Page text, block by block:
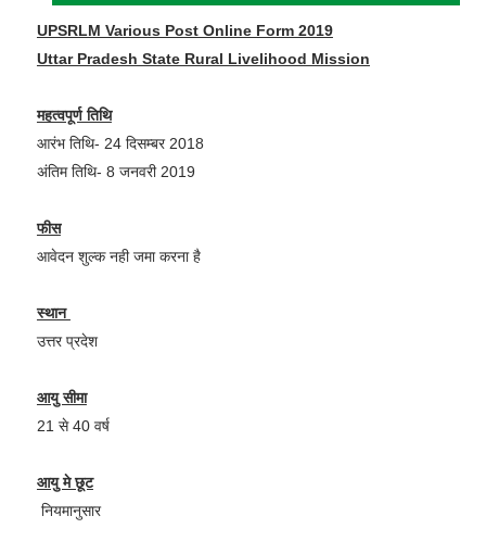
UPSRLM Various Post Online Form 2019
Uttar Pradesh State Rural Livelihood Mission
महत्वपूर्ण तिथि
आरंभ तिथि- 24 दिसम्बर 2018
अंतिम तिथि- 8 जनवरी 2019
फीस
आवेदन शुल्क नही जमा करना है
स्थान
उत्तर प्रदेश
आयु सीमा
21 से 40 वर्ष
आयु मे छूट
नियमानुसार